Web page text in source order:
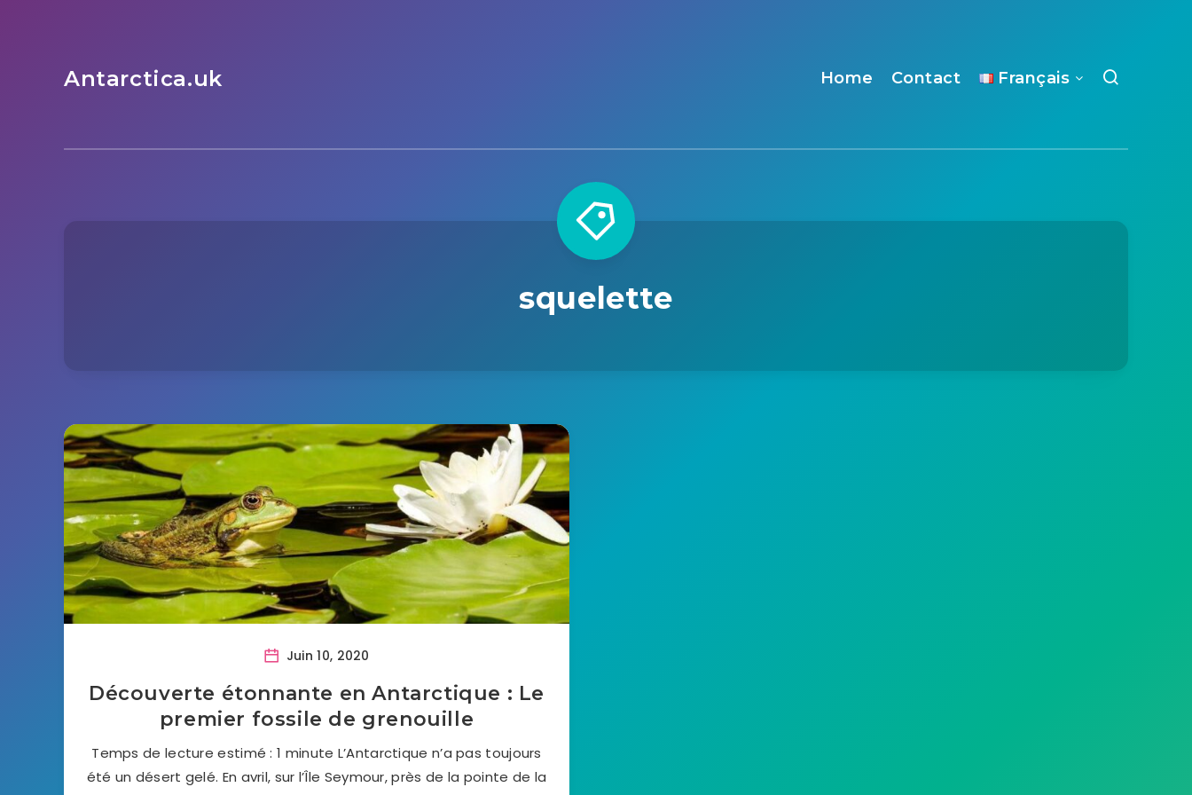
Antarctica.uk Home Contact Français
squelette
Juin 10, 2020
Découverte étonnante en Antarctique : Le
premier fossile de grenouille
Temps de lecture estimé : 1 minute L’Antarctique n’a pas toujours
été un désert gelé. En avril, sur l’Île Seymour, près de la pointe de la